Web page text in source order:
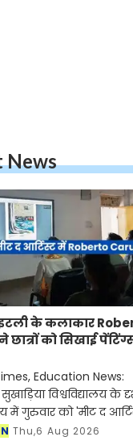
News
के कलाकार
छात्रों को सिखाई
Education News:
विश्वविद्यालय के
गुरुवार को 'मीट द
आयोजन किया गया।
Thu,6 Aug 2026